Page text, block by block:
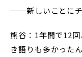
──新しいことにチ
熊谷：1年間で12
き語りも多かった